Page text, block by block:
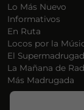
Lo Más Nuevo
Informativos
En Ruta
Locos por la
El
La Mañana de
Más Madrugada